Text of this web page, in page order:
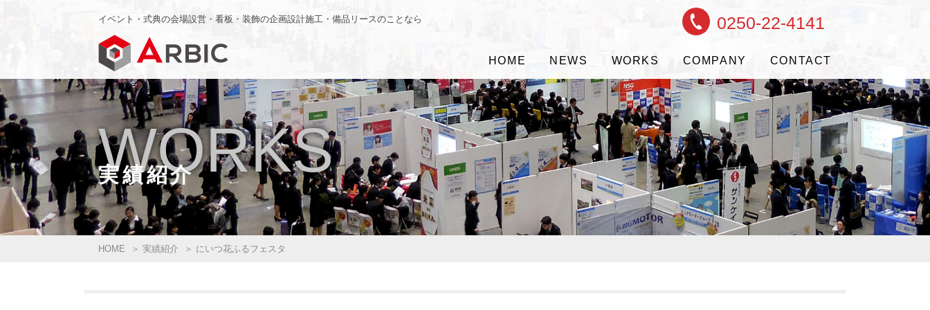
イベント・式典の会場設営・看板・装飾の企画設計施工・備品リースのことなら 0250-22-4141
HOME NEWS WORKS COMPANY CONTACT
WORKS
実績紹介
HOME 実績紹介 にいつ花ふるフェスタ